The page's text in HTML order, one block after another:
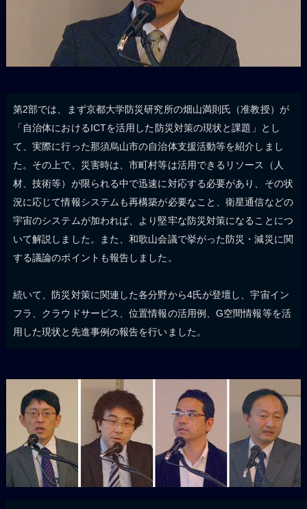
第2部では、まず京都大学防災研究所の畑山満則氏（准教授）が
「自治体におけるICTを活用した防災対策の現状と課題」とし
て、実際に行った那須烏山市の自治体支援活動等を紹介しまし
た。その上で、災害時は、市町村等は活用できるリソース（人
材、技術等）が限られる中で迅速に対応する必要があり、その状
況に応じて情報システムも再構築が必要なこと、衛星通信などの
宇宙のシステムが加われば、より堅牢な防災対策になることにつ
いて解説しました。また、和歌山会議で挙がった防災・減災に関
する議論のポイントも報告しました。
続いて、防災対策に関連した各分野から4氏が登壇し、宇宙イン
フラ、クラウドサービス、位置情報の活用例、G空間情報等を活
用した現状と先進事例の報告を行いました。